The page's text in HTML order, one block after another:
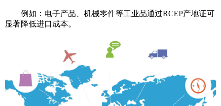
例如：电子产品、机械零件等工业品通过RCEP产地证可
显著降低进口成本‌。